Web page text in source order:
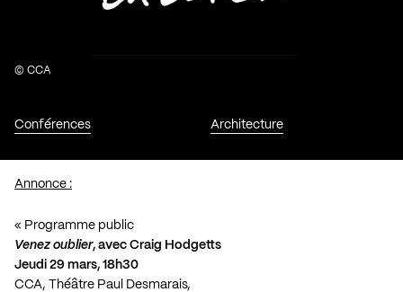
Conférences Architecture
© CCA
Annonce :
« Programme public
Venez oublier, avec Craig Hodgetts
Jeudi 29 mars, 18h30
CCA, Théâtre Paul Desmarais,